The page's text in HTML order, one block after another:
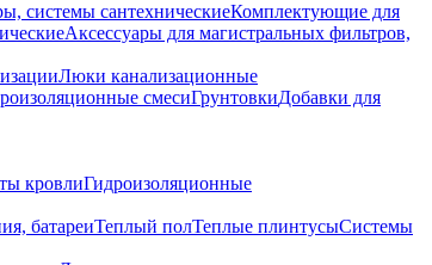
системы сантехническиеКомплектующие для
Аксессуары для магистральных фильтров,
Люки канализационные
смесиГрунтовкиДобавки для
кровлиГидроизоляционные
батареиТеплый полТеплые плинтусыСистемы